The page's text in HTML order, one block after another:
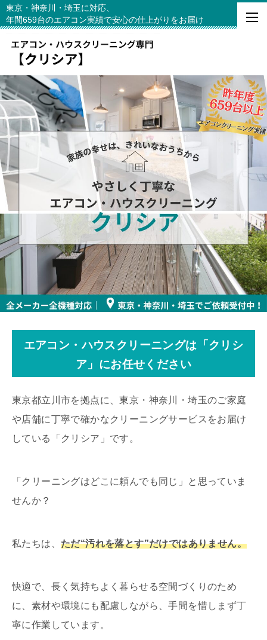
東京・神奈川・埼玉に対応、
年間659台のエアコン実績で安心の仕上がりをお届け
エアコン・ハウスクリーニングは「クリシ
ア」にお任せください
東京都立川市を拠点に、東京・神奈川・埼玉のご家庭
や店舗に丁寧で確かなクリーニングサービスをお届け
している「クリシア」です。
「クリーニングはどこに頼んでも同じ」と思っていま
せんか？
私たちは、 ただ“汚れを落とす”だけではありません。
快適で、長く気持ちよく暮らせる空間づくりのため
に、素材や環境にも配慮しながら、手間を惜しまず丁
寧に作業しています。